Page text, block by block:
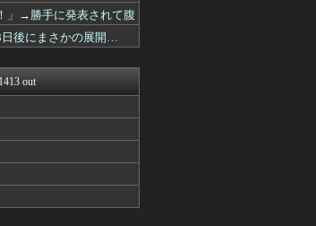
讐・修羅場・...
る
讐・修羅場・...
讐・修羅場・...
ルカ┃鬼女・生...
ルカ┃鬼女・生...
ルカ┃鬼女・生...
讐・修羅場・...
」→勝手に発表されて腹
後にまさかの展開…
out